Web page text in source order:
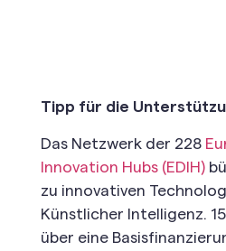
Tipp für die
Das Netzwerk der 228
Innovation Hubs (EDIH)
zu innovativen
Künstlicher Intelligenz.
über eine